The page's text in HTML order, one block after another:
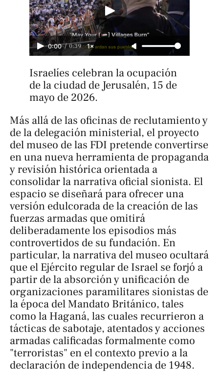
0:00 / 0:39 1×
Israelíes celebran la ocupación
de la ciudad de Jerusalén, 15 de
mayo de 2026.
Más allá de las oficinas de reclutamiento y
de la delegación ministerial, el proyecto
del museo de las FDI pretende convertirse
en una nueva herramienta de propaganda
y revisión histórica orientada a
consolidar la narrativa oficial sionista. El
espacio se diseñará para ofrecer una
versión edulcorada de la creación de las
fuerzas armadas que omitirá
deliberadamente los episodios más
controvertidos de su fundación. En
particular, la narrativa del museo ocultará
que el Ejército regular de Israel se forjó a
partir de la absorción y unificación de
organizaciones paramilitares sionistas de
la época del Mandato Británico, tales
como la Haganá, las cuales recurrieron a
tácticas de sabotaje, atentados y acciones
armadas calificadas formalmente como
"terroristas" en el contexto previo a la
declaración de independencia de 1948.